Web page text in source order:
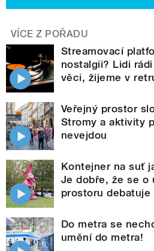
VÍCE Z POŘADU
Streamovací
nostalgii? Lidi
věci, žijeme v
Veřejný prostor
Stromy a aktivity
nevejdou
Kontejner na suť
Je dobře, že se o
prostoru debatuje
Do metra se
umění do metra!